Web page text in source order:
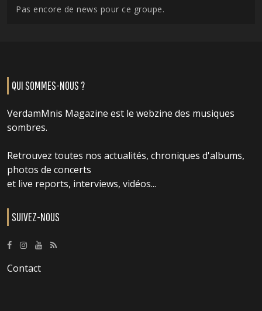
Pas encore de news pour ce groupe.
QUI SOMMES-NOUS ?
VerdamMnis Magazine est le webzine des musiques
sombres.
Retrouvez toutes nos actualités, chroniques d'albums,
photos de concerts
et live reports, interviews, vidéos...
SUIVEZ-NOUS
Contact